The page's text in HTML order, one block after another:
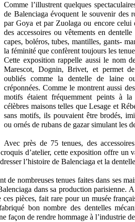
Comme l’illustrent quelques
de Balenciaga évoquent le souvenir des
par Goya et par Zuolaga ou encore celui
des accessoires ou vêtements en
capes, boléros, tubes, mantilles, gants-
la féminité que confèrent toujours les
Cette exposition rappelle aussi le nom
Marescot, Dognin, Brivet, et permet
oubliés comme la dentelle de laine
créponnées. Comme le montrent aussi
motifs étaient fréquemment peints à
célèbres maisons telles que Lesage et
sans motifs, ils pouvaient être brodés,
ou ornés de rubans de gazar simulant les
Avec près de 75 tenues, des
d’atelier, cette exposition offre un
l’histoire de Balenciaga et la
de nombreuses tenues faites dans ses
dans sa production parisienne.
ces pièces, fait rare pour un musée
bon nombre des dentelles
façon de rendre hommage à l’industrie